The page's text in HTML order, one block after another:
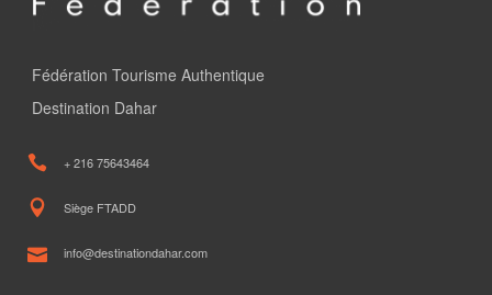
Fédération Tourisme Authentique
Destination Dahar
+ 216 75643464
Siège FTADD
info@destinationdahar.com